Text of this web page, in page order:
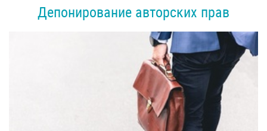
Депонирование авторских прав